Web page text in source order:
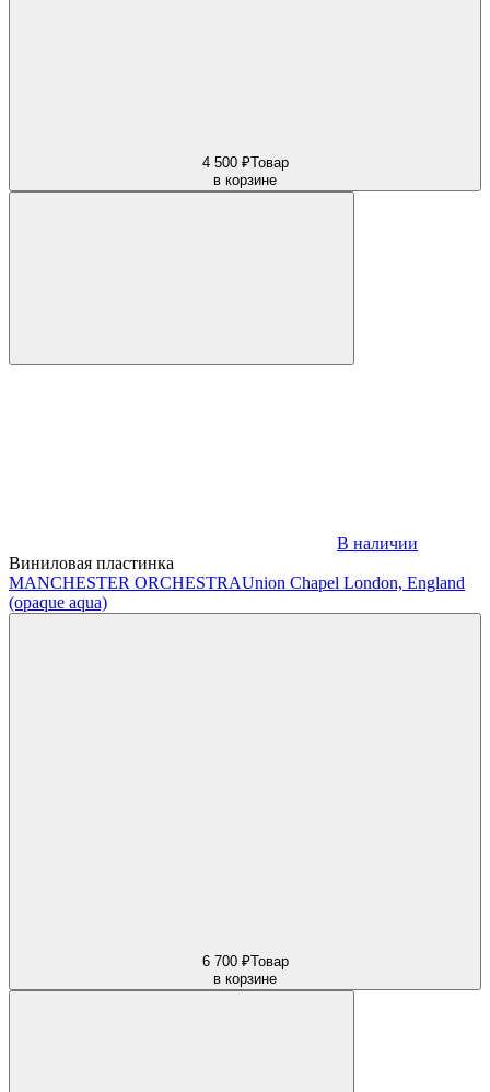
4 500 ₽Товар
в корзине
В наличии
Виниловая пластинка
MANCHESTER ORCHESTRAUnion Chapel London, England
(opaque aqua)
6 700 ₽Товар
в корзине